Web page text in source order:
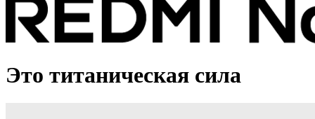
Это титаническая сила